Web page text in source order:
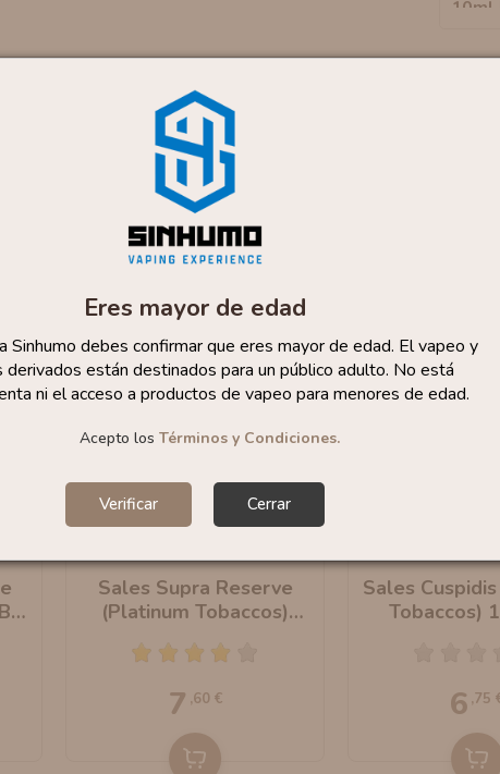
Eres mayor de edad
Sinhumo debes confirmar que eres mayor de edad. El vapeo y
derivados están destinados para un público adulto. No está
ni el acceso a productos de vapeo para menores de edad.
Acepto los Términos y Condiciones.
Verificar Cerrar
Sales Supra Reserve
(Platinum Tobaccos)
7 ,60 €
Sales
Tobaccos)
6 ,75